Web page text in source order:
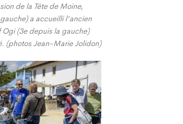
de la Tête de Moine,
a accueilli l’ancien
(3e depuis la gauche)
(photos Jean-Marie Jolidon)